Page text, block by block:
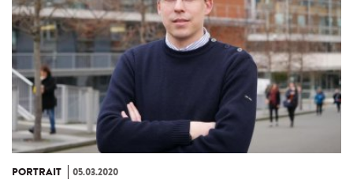
PORTRAIT 05.03.2020